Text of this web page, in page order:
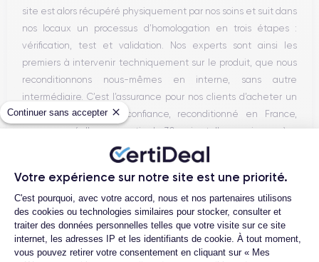
Continuer sans accepter
Votre expérience sur notre site est une priorité.
Plateforme de Gestion du
C'est pourquoi, avec votre accord, nous et nos partenaires utilisons
des cookies ou technologies similaires pour stocker, consulter et
traiter des données personnelles telles que votre visite sur ce site
internet, les adresses IP et les identifiants de cookie. À tout moment,
vous pouvez retirer votre consentement en cliquant sur « Mes
site est alors récupéré physiquement par nos soins et suit dans
nos locaux un processus d’homologation en trois étapes :
vérification, test et validation. Nos experts sont ainsi les
premiers à intervenir techniquement sur le produit, que nous
reconditionnons nous-mêmes en interne, sans autre
intermédiaire. C’est l’assurance pour nos clients d’acheter un
téléphone en toute confiance, reconditionné en France,
accompagné d’une garantie de 30 mois et d’un service après-
vente en contact continu avec nos experts techniques.
Parcours d'un Smartphone